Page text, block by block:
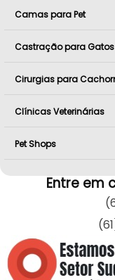
Camas para Pet
Castração para Gatos
Cirurgias para
Clínicas Veterinárias
Pet Shops
Entre em